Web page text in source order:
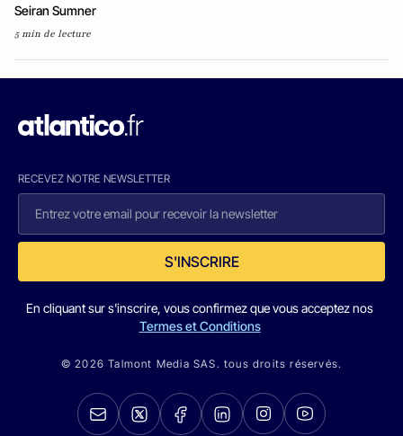
Seiran Sumner
5 min de lecture
RECEVEZ NOTRE NEWSLETTER
S'INSCRIRE
En cliquant sur s'inscrire, vous confirmez que vous acceptez nos
Termes et Conditions
© 2026 Talmont Media SAS. tous droits réservés.